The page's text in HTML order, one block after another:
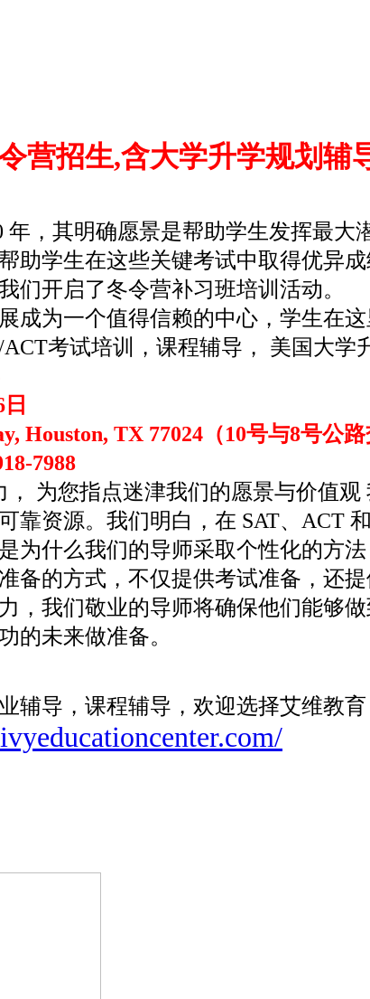
营招生,含大学升学规划辅
，其明确愿景是帮助学生发挥最大
助学生在这些关键考试中取得优异
们开启了冬令营补习班培训活动。
成为一个值得信赖的中心，学生在
考试培训，课程辅导， 美国大
Houston, TX 77024（10号与8号公路
7988
为您指点迷津我们的愿景与价值
靠资源。我们明白，在 SAT、ACT
为什么我们的导师采取个性化的方
备的方式，不仅提供考试准备，还
，我们敬业的导师将确保他们能够
的未来做准备。
辅导，课程辅导，欢迎选择艾维教育